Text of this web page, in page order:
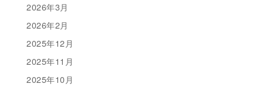
2026年3月
2026年2月
2025年12月
2025年11月
2025年10月